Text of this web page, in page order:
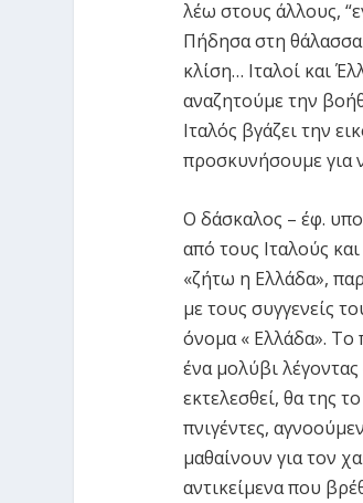
λέω στους άλλους,
Πήδησα στη
κλίση… Ιταλοί και
αναζητούμε την
Ιταλός βγάζει την
προσκυνήσουμε για
Ο δάσκαλος – έφ.
από τους Ιταλούς
«ζήτω η Ελλάδα»,
με τους συγγενείς
όνομα « Ελλάδα». Το
ένα μολύβι
εκτελεσθεί, θα της
πνιγέντες,
μαθαίνουν για τον
αντικείμενα που